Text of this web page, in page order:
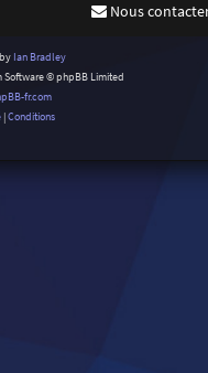
Nous
Ian Bradley
Software © phpBB Limited
fr.com
|Conditions